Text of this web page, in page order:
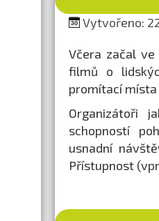
Vytvořeno:
Včera začal
filmů o
promítací
Organizátoři
schopností
usnadní
Přístupnost